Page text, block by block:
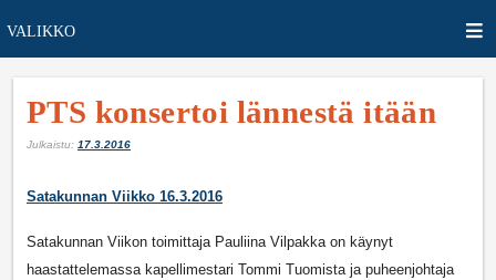
VALIKKO
PTS konsertoi lännestä itään
Julkaistu: 17.3.2016
Satakunnan Viikko 16.3.2016
Satakunnan Viikon toimittaja Pauliina Vilpakka on käynyt
haastattelemassa kapellimestari Tommi Tuomista ja puheenjohtaja